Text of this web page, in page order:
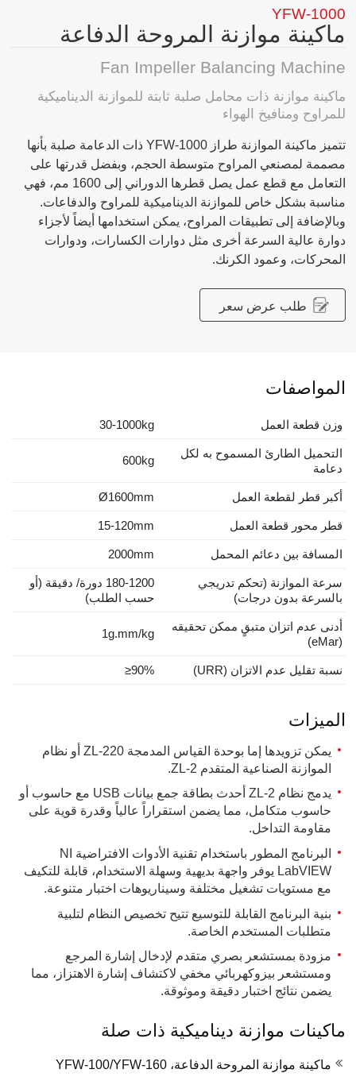
YFW-1000
ماكينة موازنة المروحة الدفاعة
Fan Impeller Balancing Machine
ماكينة موازنة ذات محامل صلبة ثابتة للموازنة الديناميكية
للمراوح ومنافيخ الهواء
تتميز ماكينة الموازنة طراز YFW-1000 ذات الدعامة صلبة بأنها
مصممة لمصنعي المراوح متوسطة الحجم، وبفضل قدرتها على
التعامل مع قطع عمل يصل قطرها الدوراني إلى 1600 مم، فهي
مناسبة بشكل خاص للموازنة الديناميكية للمراوح والدفاعات.
وبالإضافة إلى تطبيقات المراوح، يمكن استخدامها أيضاً لأجزاء
دوارة عالية السرعة أخرى مثل دوارات الكسارات، ودوارات
المحركات، وعمود الكرنك.
طلب عرض سعر
المواصفات
وزن قطعة العمل 30-1000kg
التحميل الطارئ المسموح به لكل
دعامة
600kg
أكبر قطر لقطعة العمل Ø1600mm
قطر محور قطعة العمل 15-120mm
المسافة بين دعائم المحمل 2000mm
سرعة الموازنة (تحكم تدريجي
بالسرعة بدون درجات)
180-1200 دورة/ دقيقة (أو
حسب الطلب)
أدنى عدم اتزان متبقٍ ممكن تحقيقه
(eMar)
1g.mm/kg
نسبة تقليل عدم الاتزان (URR) ≥90%
الميزات
يمكن تزويدها إما بوحدة القياس المدمجة ZL-220 أو نظام
الموازنة الصناعية المتقدم ZL-2.
يدمج نظام ZL-2 أحدث بطاقة جمع بيانات USB مع حاسوب أو
حاسوب متكامل، مما يضمن استقراراً عالياً وقدرة قوية على
مقاومة التداخل.
البرنامج المطور باستخدام تقنية الأدوات الافتراضية NI
LabVIEW يوفر واجهة بديهية وسهلة الاستخدام، قابلة للتكيف
مع مستويات تشغيل مختلفة وسيناريوهات اختبار متنوعة.
بنية البرنامج القابلة للتوسيع تتيح تخصيص النظام لتلبية
متطلبات المستخدم الخاصة.
مزودة بمستشعر بصري متقدم لإدخال إشارة المرجع
ومستشعر بيزوكهربائي مخفي لاكتشاف إشارة الاهتزاز، مما
يضمن نتائج اختبار دقيقة وموثوقة.
ماكينات موازنة ديناميكية ذات صلة
ماكينة موازنة المروحة الدفاعة، YFW-100/YFW-160